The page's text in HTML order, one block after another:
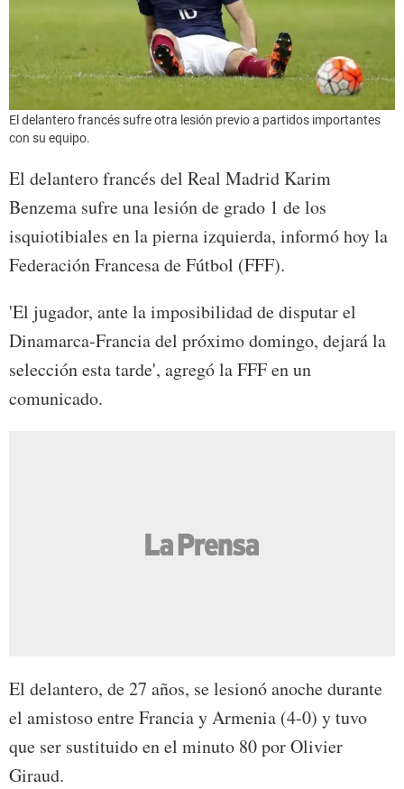
El delantero francés sufre otra lesión previo a partidos importantes
con su equipo.
El delantero francés del Real Madrid Karim
Benzema sufre una lesión de grado 1 de los
isquiotibiales en la pierna izquierda, informó hoy la
Federación Francesa de Fútbol (FFF).
'El jugador, ante la imposibilidad de disputar el
Dinamarca-Francia del próximo domingo, dejará la
selección esta tarde', agregó la FFF en un
comunicado.
El delantero, de 27 años, se lesionó anoche durante
el amistoso entre Francia y Armenia (4-0) y tuvo
que ser sustituido en el minuto 80 por Olivier
Giraud.